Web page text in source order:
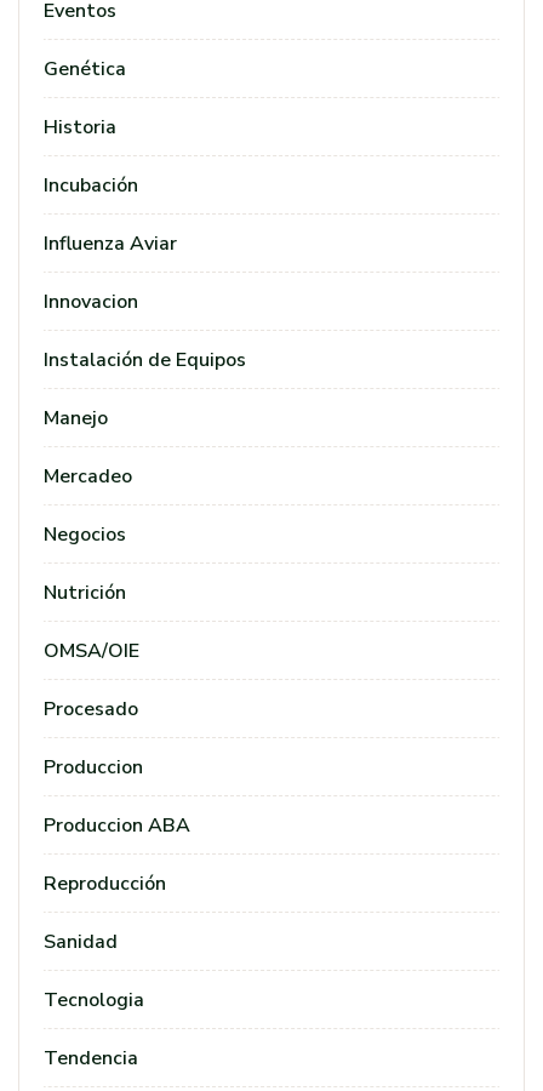
Eventos
Genética
Historia
Incubación
Influenza Aviar
Innovacion
Instalación de Equipos
Manejo
Mercadeo
Negocios
Nutrición
OMSA/OIE
Procesado
Produccion
Produccion ABA
Reproducción
Sanidad
Tecnologia
Tendencia